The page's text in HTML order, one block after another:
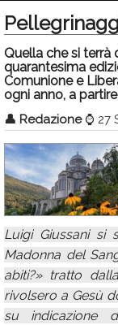
Politica
Sport
Eventi
Info Utili
Rubriche
Calendario
Annunci
Quella che si terrà
quarantesima
Comunione e
ogni anno, a
👤 Redazione ⌚ 27
Luigi Giussani si
Madonna del
abiti?» tratto
rivolsero a Gesù
su indicazione